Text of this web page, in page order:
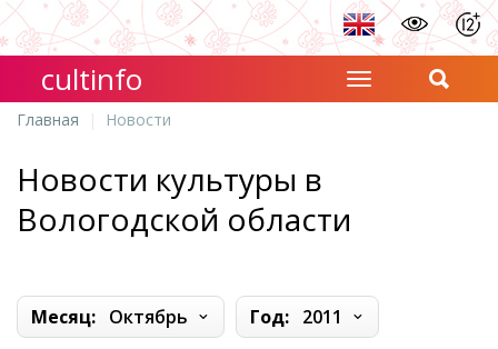
cultinfo
Главная Новости
Новости культуры в
Вологодской области
Месяц: Октябрь Год: 2011